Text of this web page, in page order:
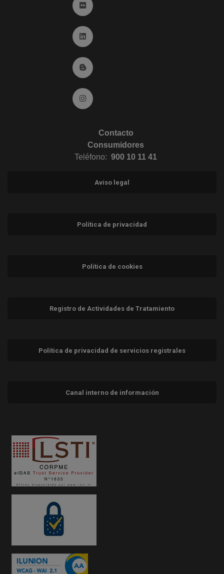
Ir a Flickr (abre en ventana nueva)
Ir a Linkedin (abre en ventana nueva)
Ir al Blog (abre en ventana nueva)
Ir a Instagram (abre en ventana nueva)
Contacto
Consumidores
Teléfono: 900 10 11 41
Aviso legal
Política de privacidad
Política de cookies
Registro de Actividades de Tratamiento
Política de privacidad de servicios registrales
Canal interno de información